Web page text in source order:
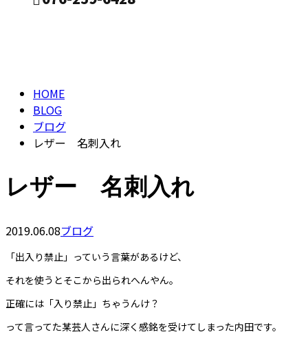
HOME
BLOG
ブログ
レザー 名刺入れ
レザー 名刺入れ
2019.06.08ブログ
「出入り禁止」っていう言葉があるけど、
それを使うとそこから出られへんやん。
正確には「入り禁止」ちゃうんけ？
って言ってた某芸人さんに深く感銘を受けてしまった内田です。